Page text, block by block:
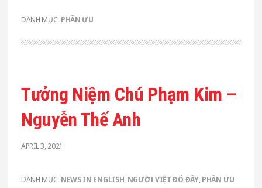
DANH MỤC: PHÂN ƯU
Tưởng Niệm Chú Phạm Kim –
Nguyễn Thế Anh
APRIL 3, 2021
DANH MỤC: NEWS IN ENGLISH, NGƯỜI VIỆT ĐÓ ĐÂY, PHÂN ƯU